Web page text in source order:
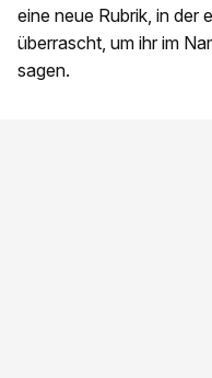
eine neue Rubrik, in der
überrascht, um ihr im
sagen.